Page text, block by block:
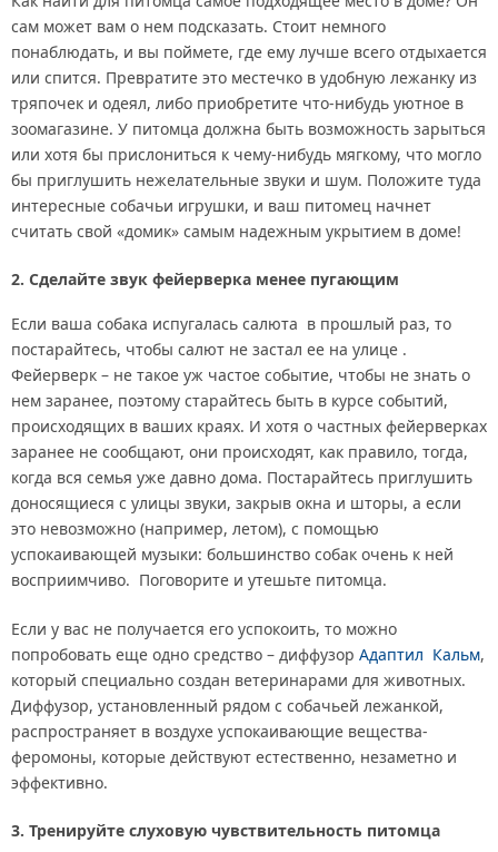
сам может вам о нем подсказать. Стоит немного
понаблюдать, и вы поймете, где ему лучше всего отдыхается
или спится. Превратите это местечко в удобную лежанку из
тряпочек и одеял, либо приобретите что-нибудь уютное в
зоомагазине. У питомца должна быть возможность зарыться
или хотя бы прислониться к чему-нибудь мягкому, что могло
бы приглушить нежелательные звуки и шум. Положите туда
интересные собачьи игрушки, и ваш питомец начнет
считать свой «домик» самым надежным укрытием в доме!
2. Сделайте звук фейерверка менее пугающим
Если ваша собака испугалась салюта в прошлый раз, то
постарайтесь, чтобы салют не застал ее на улице .
Фейерверк – не такое уж частое событие, чтобы не знать о
нем заранее, поэтому старайтесь быть в курсе событий,
происходящих в ваших краях. И хотя о частных фейерверках
заранее не сообщают, они происходят, как правило, тогда,
когда вся семья уже давно дома. Постарайтесь приглушить
доносящиеся с улицы звуки, закрыв окна и шторы, а если
это невозможно (например, летом), с помощью
успокаивающей музыки: большинство собак очень к ней
восприимчиво. Поговорите и утешьте питомца.
Если у вас не получается его успокоить, то можно
попробовать еще одно средство – диффузор Адаптил Кальм,
который специально создан ветеринарами для животных.
Диффузор, установленный рядом с собачьей лежанкой,
распространяет в воздухе успокаивающие вещества-
феромоны, которые действуют естественно, незаметно и
эффективно.
3. Тренируйте слуховую чувствительность питомца